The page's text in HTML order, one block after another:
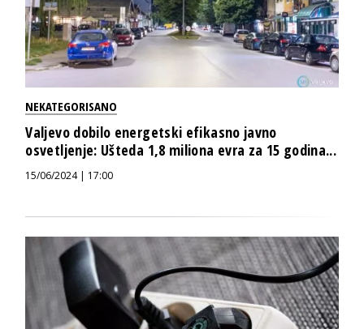
NEKATEGORISANO
Valjevo dobilo energetski efikasno javno
osvetljenje: Ušteda 1,8 miliona evra za 15 godina...
15/06/2024 | 17:00